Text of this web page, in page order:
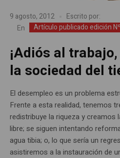
9 agosto, 2012
Escrito por:
En
Artículo publicado edición
¡Adiós al
la sociedad del
El desempleo es un problema
Frente a esta realidad, tenemos
redistribuye la riqueza y creamos
libre; se siguen intentando
agua tibia; o, lo que sería un
asistiremos a la instauración de